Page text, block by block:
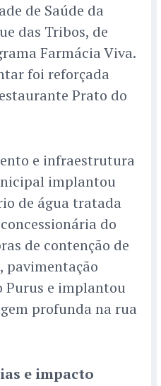
de Saúde da
das Tribos, de
Farmácia Viva.
foi reforçada
Prato do
e infraestrutura
implantou
de água tratada
do
de contenção de
pavimentação
Purus e implantou
profunda na rua
e impacto